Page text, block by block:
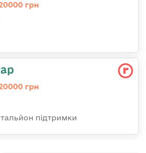
грн
грн
підтримки